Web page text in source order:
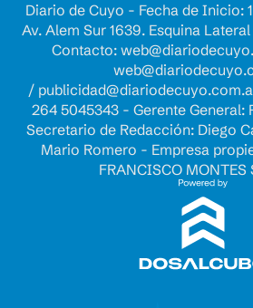
Diario de Cuyo - Fecha de Inicio:
Av. Alem Sur 1639. Esquina
Contacto:
/
264 5045343 - Gerente General:
Secretario de Redacción: Diego
Mario Romero - Empresa
FRANCISCO MONTES